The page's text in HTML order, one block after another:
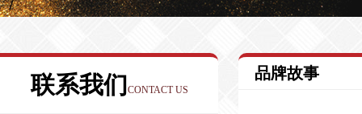
联系我们CONTACT US
品牌故事